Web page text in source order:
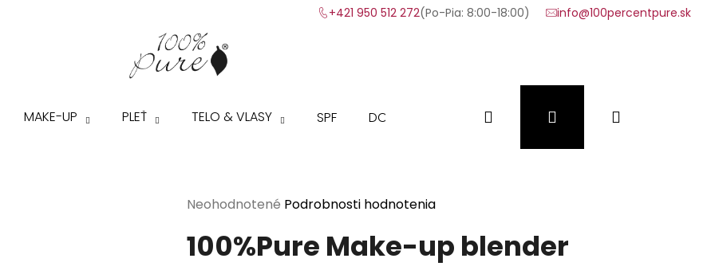
+421 950 512 272(Po-Pia: 8:00-18:00) info@100percentpure.sk
MAKE-UP PLEŤ TELO & VLASY SPF DOPLNKY VÝHODNÉ SADY VZORKY
Hľadať Prihlásenie
Priemerné
produktu
je
Neohodnotené Podrobnosti hodnotenia
100%Pure Make-up blender
Čo potrebujete nájsť?